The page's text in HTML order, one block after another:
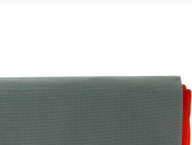
Moda y Complementos